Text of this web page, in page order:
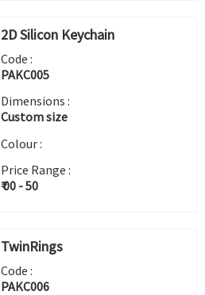
2D Silicon Keychain
Code :
PAKC005
Dimensions :
Custom size
Colour :
Price Range :
₹ 00 - 50
TwinRings
Code :
PAKC006